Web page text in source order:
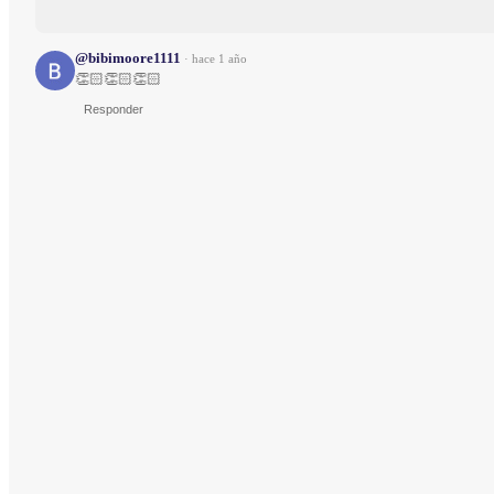
@bibimoore1111 · hace 1 año
👏🏻👏🏻👏🏻
Responder